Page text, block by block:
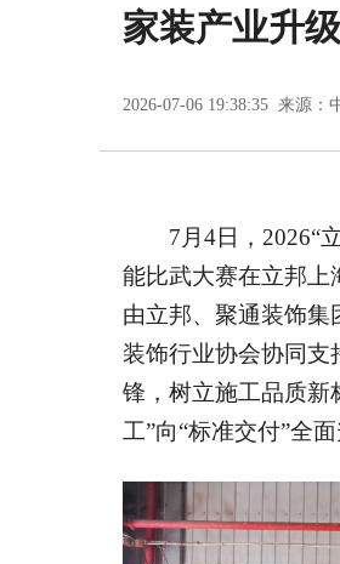
家装产业升
2026-07-06 19:38:35 来源：
7月4日，2026“立
能比武大赛在立邦上
由立邦、聚通装饰
装饰行业协会协同
锋，树立施工品质新
工”向“标准交付”全